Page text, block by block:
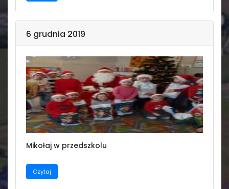
6 grudnia 2019
Mikołaj w przedszkolu
Czytaj